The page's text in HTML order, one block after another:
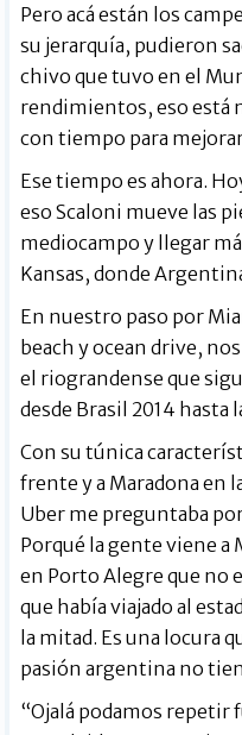
Pero acá están los
su jerarquía, pudieron
chivo que tuvo en el
rendimientos, eso está
con tiempo para
Ese tiempo es ahora.
eso Scaloni mueve las
mediocampo y llegar
Kansas, donde
En nuestro paso por
beach y ocean drive,
el riograndense que
desde Brasil 2014 hasta
Con su túnica
frente y a Maradona en
Uber me preguntaba
Porqué la gente viene a
en Porto Alegre que no
que había viajado al
la mitad. Es una locura
pasión argentina no
“Ojalá podamos